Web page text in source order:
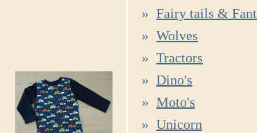
Fairy tails &
Wolves
Tractors
Dino's
Moto's
Unicorn